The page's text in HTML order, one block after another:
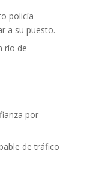
policía
a su puesto.
río de
por
de tráfico